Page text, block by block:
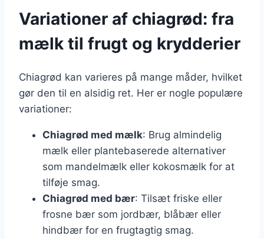
Variationer af chiagrød: fra
mælk til frugt og krydderier
Chiagrød kan varieres på mange måder, hvilket
gør den til en alsidig ret. Her er nogle populære
variationer:
Chiagrød med mælk: Brug almindelig
mælk eller plantebaserede alternativer
som mandelmælk eller kokosmælk for at
tilføje smag.
Chiagrød med bær: Tilsæt friske eller
frosne bær som jordbær, blåbær eller
hindbær for en frugtagtig smag.